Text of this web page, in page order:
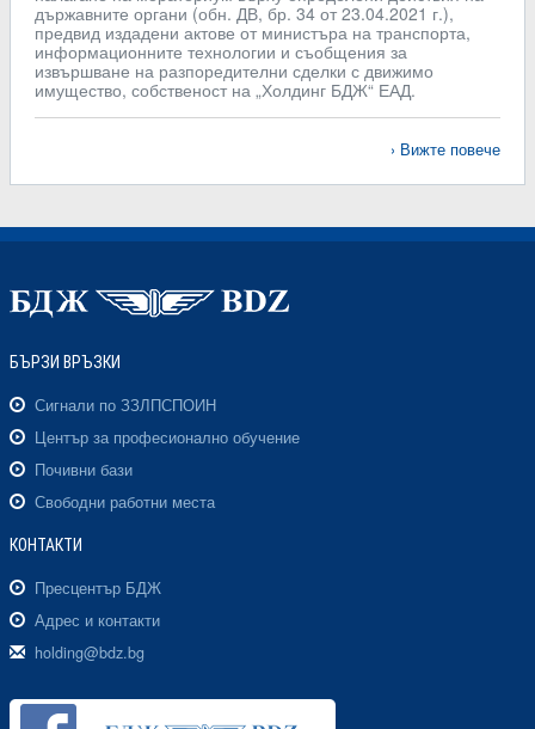
държавните органи (обн. ДВ, бр. 34 от 23.04.2021 г.),
предвид издадени актове от министъра на транспорта,
информационните технологии и съобщения за
извършване на разпоредителни сделки с движимо
имущество, собственост на „Холдинг БДЖ“ ЕАД.
Вижте повече
БЪРЗИ ВРЪЗКИ
Сигнали по ЗЗЛПСПОИН
Център за професионално обучение
Почивни бази
Свободни работни места
КОНТАКТИ
Пресцентър БДЖ
Адрес и контакти
holding@bdz.bg